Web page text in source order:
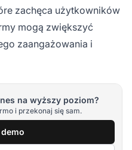
zachęca użytkowników
mogą zwiększyć
zaangażowania i
na wyższy poziom?
i przekonaj się sam.